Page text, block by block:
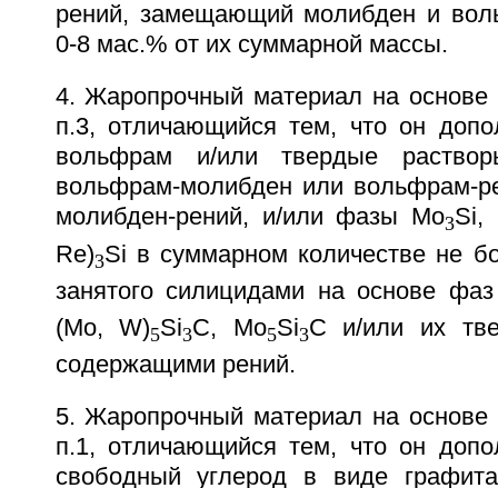
рений, замещающий молибден и
0-8 маc.% от их суммарной массы.
4. Жаропрочный материал на основе
п.3, отличающийся тем, что он
вольфрам и/или твердые
вольфрам-молибден или вольфрам-
молибден-рений, и/или фазы Mo3Si,
Rе)3Si в суммарном количестве не
занятого силицидами на основе
(Mo, W)5Si3C, Мо5Si3С и/или их
содержащими рений.
5. Жаропрочный материал на основе
п.1, отличающийся тем, что он
свободный углерод в виде